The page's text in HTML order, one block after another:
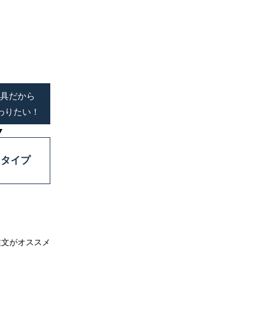
だから
りたい！
イプ
がオススメ